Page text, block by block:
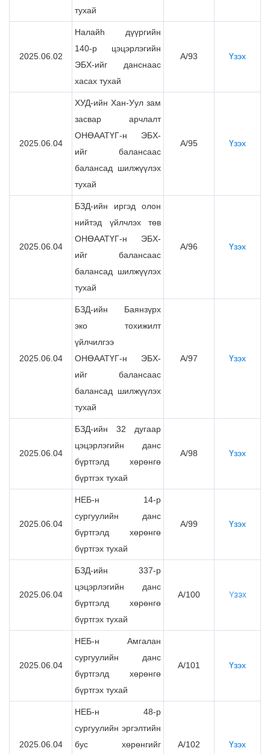
тухай
2025.06.02
Налайh дүүргийн
140-р цэцэрлэгийн
ЭБХ-ийг данснаас
хасах тухай
А/93 Үзэх
2025.06.04
ХУД-ийн Хан-Уул зам
засвар арчлалт
ОНӨААТҮГ-н ЭБХ-
ийг балансаас
балансад шилжүүлэх
тухай
А/95 Үзэх
2025.06.04
БЗД-ийн иргэд олон
нийтэд үйлчлэх төв
ОНӨААТҮГ-н ЭБХ-
ийг балансаас
балансад шилжүүлэх
тухай
А/96 Үзэх
2025.06.04
БЗД-ийн Баянзүрх
эко тохижилт
үйлчилгээ
ОНӨААТҮГ-н ЭБХ-
ийг балансаас
балансад шилжүүлэх
тухай
А/97 Үзэх
2025.06.04
БЗД-ийн 32 дугаар
цэцэрлэгийн данс
бүртгэлд хөрөнгө
бүртгэх тухай
А/98 Үзэх
2025.06.04
НЕБ-н 14-р
сургуулийн данс
бүртгэлд хөрөнгө
бүртгэх тухай
А/99 Үзэх
2025.06.04
БЗД-ийн 337-р
цэцэрлэгийн данс
бүртгэлд хөрөнгө
бүртгэх тухай
А/100 Үзэх
2025.06.04
НЕБ-н Амгалан
сургуулийн данс
бүртгэлд хөрөнгө
бүртгэх тухай
А/101 Үзэх
2025.06.04
НЕБ-н 48-р
сургуулийн эргэлтийн
бус хөрөнгийг
А/102 Үзэх